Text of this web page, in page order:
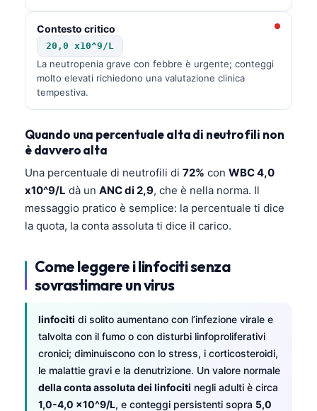
Contesto critico
20,0 x10^9/L
La neutropenia grave con febbre è urgente; conteggi
molto elevati richiedono una valutazione clinica
tempestiva.
Quando una percentuale alta di neutrofili non
è davvero alta
Una percentuale di neutrofili di 72% con WBC 4,0
x10^9/L dà un ANC di 2,9, che è nella norma. Il
messaggio pratico è semplice: la percentuale ti dice
la quota, la conta assoluta ti dice il carico.
Come leggere i linfociti senza
sovrastimare un virus
linfociti di solito aumentano con l’infezione virale e
talvolta con il fumo o con disturbi linfoproliferativi
cronici; diminuiscono con lo stress, i corticosteroidi,
le malattie gravi e la denutrizione. Un valore normale
della conta assoluta dei linfociti negli adulti è circa
1,0-4,0 x10^9/L, e conteggi persistenti sopra 5,0